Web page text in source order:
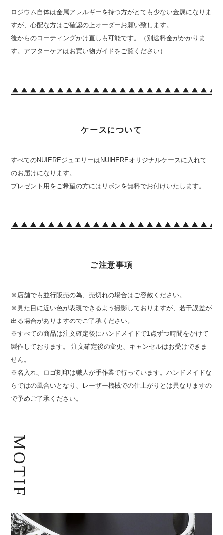
ロジウム自体は金属アレルギーを持つ方がとても少ない金属になりま
すが、心配な方はご確認の上オーダーお願い致します。
後からのコーティングかけ直しも可能です。（別途料金がかかりま
す。アフターケアはお買い物ガイドをご覧ください）
ケースについて
すべてのNUIEREジュエリーはNUIHEREオリジナルケースに入れて
のお届けになります。
プレゼント用をご希望の方にはリボンを無料でお付けいたします。
ご注意事項
※店舗でも並行販売の為、売切れの場合はご容赦ください。
※見た目に近い色が表現できるよう撮影しておりますが、若干誤差が
出る場合がありますのでご了承ください。
※すべての商品は注文確定後にハンドメイドで1点ずつ時間をかけて
製作しております。 注文確定後の変更、キャンセルはお受けできま
せん。
※名入れ、ロゴ刻印は職人が手作業で行っています。ハンドメイドな
らではの風合いとなり、レーザー機械での仕上がりとは異なりますの
で予めご了承ください。
MOTIF